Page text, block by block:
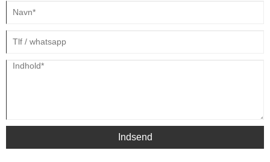
Indsend